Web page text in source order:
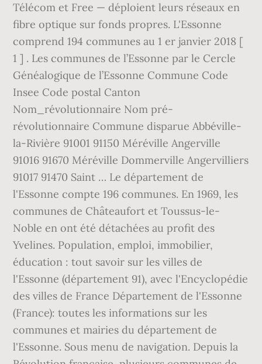
Télécom et Free — déploient leurs réseaux en
fibre optique sur fonds propres. L'Essonne
comprend 194 communes au 1 er janvier 2018 [
1 ] . Les communes de l’Essonne par le Cercle
Généalogique de l’Essonne Commune Code
Insee Code postal Canton
Nom_révolutionnaire Nom pré-
révolutionnaire Commune disparue Abbéville-
la-Rivière 91001 91150 Méréville Angerville
91016 91670 Méréville Dommerville Angervilliers
91017 91470 Saint … Le département de
l'Essonne compte 196 communes. En 1969, les
communes de Châteaufort et Toussus-le-
Noble en ont été détachées au profit des
Yvelines. Population, emploi, immobilier,
éducation : tout savoir sur les villes de
l'Essonne (département 91), avec l'Encyclopédie
des villes de France Département de l'Essonne
(France): toutes les informations sur les
communes et mairies du département de
l'Essonne. Sous menu de navigation. Depuis la